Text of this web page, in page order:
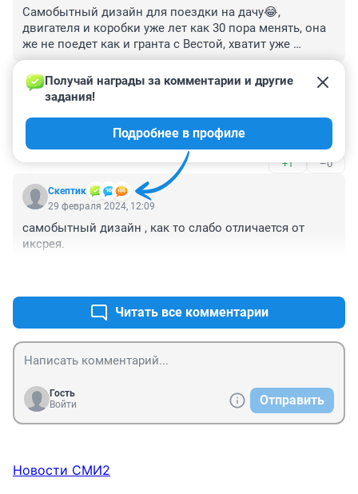
Самобытный дизайн для поездки на дачу😂,
двигателя и коробки уже лет как 30 пора менять, она
же не поедет как и гранта с Вестой, хватит уже
черепах выпускать
–0
Гость
Короче ничего нового, как обычно!
+1 –0
Скептик
Получай награды за комментарии и другие
задания!
Подробнее в профиле
29 февраля 2024, 12:09
самобытный дизайн , как то слабо отличается от
иксрея.
Читать все комментарии
Гость
Войти
Отправить
Новости СМИ2